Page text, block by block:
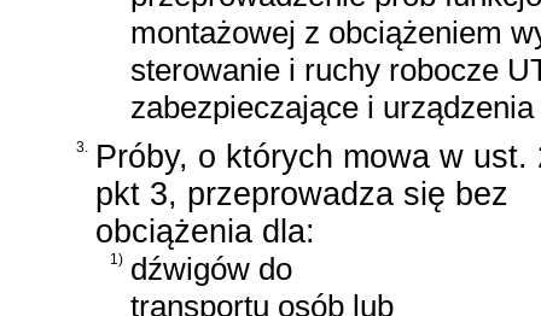
montażowej z obciążeniem
sterowanie i ruchy robocze
zabezpieczające i urządzenia
3.
Próby, o których mowa w ust.
pkt 3, przeprowadza się bez
obciążenia dla:
1) dźwigów do
transportu osób lub